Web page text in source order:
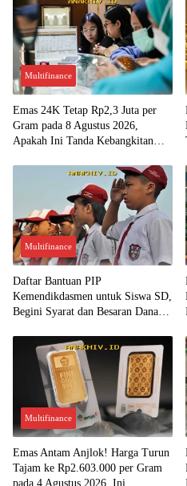
Multifinance
Emas 24K Tetap Rp2,3 Juta per
Gram pada 8 Agustus 2026,
Apakah Ini Tanda Kebangkitan
Multifinance
Daftar Bantuan PIP
Kemendikdasmen untuk Siswa SD,
Begini Syarat dan Besaran Dana
Multifinance
Emas Antam Anjlok! Harga Turun
Tajam ke Rp2.603.000 per Gram
pada 4 Agustus 2026, Ini